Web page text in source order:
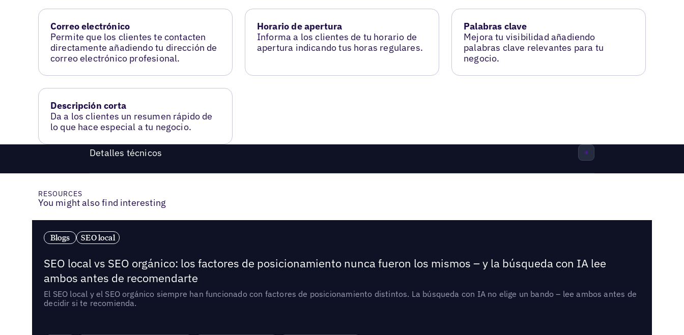
Correo electrónico
Permite que los clientes te contacten
directamente añadiendo tu dirección de
correo electrónico profesional.
Horario de apertura
Informa a los clientes de tu horario de
apertura indicando tus horas regulares.
Palabras clave
Mejora tu visibilidad añadiendo
palabras clave relevantes para tu
negocio.
Descripción corta
Da a los clientes un resumen rápido de
lo que hace especial a tu negocio.
Detalles técnicos
RESOURCES
You might also find interesting
Blogs SEO local
SEO local vs SEO orgánico: los factores de posicionamiento nunca fueron los mismos – y la búsqueda con IA lee
ambos antes de recomendarte
El SEO local y el SEO orgánico siempre han funcionado con factores de posicionamiento distintos. La búsqueda con IA no elige un bando – lee ambos antes de
decidir si te recomienda.